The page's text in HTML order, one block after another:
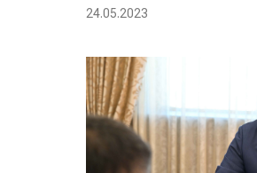
24.05.2023